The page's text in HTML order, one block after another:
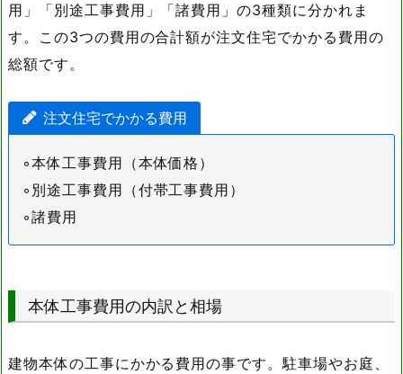
用」「別途工事費用」「諸費用」の3種類に分かれま
す。この3つの費用の合計額が注文住宅でかかる費用の
総額です。
注文住宅でかかる費用
◦本体工事費用（本体価格）
◦別途工事費用（付帯工事費用）
◦諸費用
本体工事費用の内訳と相場
建物本体の工事にかかる費用の事です。駐車場やお庭、